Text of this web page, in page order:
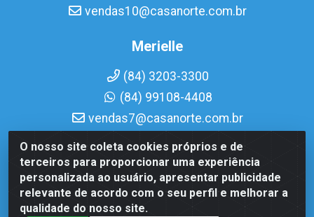
O nosso site coleta cookies próprios e de
terceiros para proporcionar uma experiência
personalizada ao usuário, apresentar publicidade
relevante de acordo com o seu perfil e melhorar a
qualidade do nosso site.
vendas10@casanorte.com.br
Merielle
(84) 3203-3300
(84) 99108-4408
vendas7@casanorte.com.br
Casa Norte LTDA - Av. Interventor Mário Câmara, 1815 -
Dix-Sept Rosado, Natal/RN - CEP 59054-600 - CNPJ
08.713.513/0001-51